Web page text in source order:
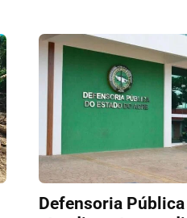
Defensoria